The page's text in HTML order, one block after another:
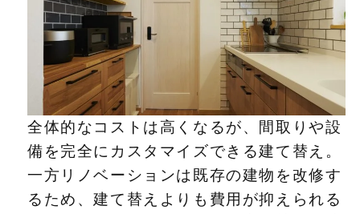
全体的なコストは高くなるが、間取りや設
備を完全にカスタマイズできる建て替え。
一方リノベーションは既存の建物を改修す
るため、建て替えよりも費用が抑えられる